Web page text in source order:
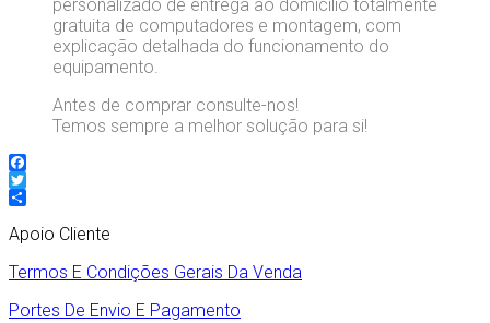
personalizado de entrega ao domicilio totalmente
gratuita de computadores e montagem, com
explicação detalhada do funcionamento do
equipamento.
Antes de comprar consulte-nos!
Temos sempre a melhor solução para si!
Facebook
Twitter
Apoio Cliente
Termos E Condições Gerais Da Venda
Portes De Envio E Pagamento